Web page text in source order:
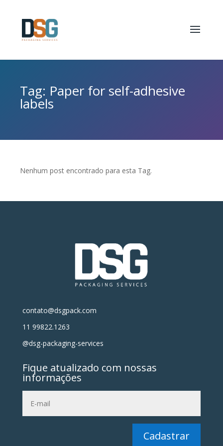
Tag: Paper for self-adhesive
labels
Nenhum post encontrado para esta Tag.
contato@dsgpack.com
11 99822.1263
@dsg-packaging-services
Fique atualizado com nossas
informações
Cadastrar